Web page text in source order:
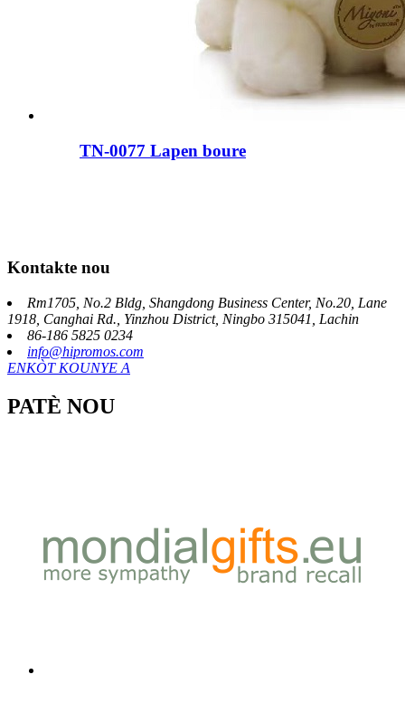
TN-0077 Lapen boure
Kontakte nou
Rm1705, No.2 Bldg, Shangdong Business Center, No.20, Lane
1918, Canghai Rd., Yinzhou District, Ningbo 315041, Lachin
86-186 5825 0234
info@hipromos.com
ENKÒT KOUNYE A
PATÈ NOU